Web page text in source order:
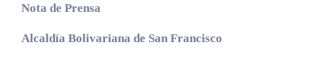
Nota de Prensa
Alcaldía Bolivariana de San Francisco